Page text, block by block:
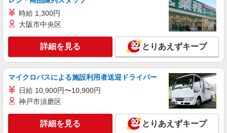
時給 1,300円
大阪市中央区
詳細を見る とりあえずキープ
マイクロバスによる施設利用者送迎ドライバー
日給 10,900円〜10,900円
神戸市須磨区
詳細を見る とりあえずキープ